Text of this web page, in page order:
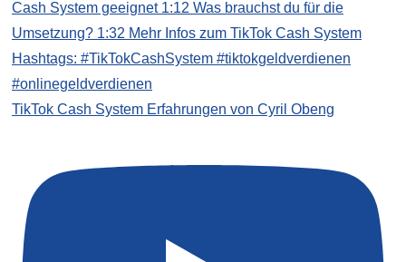
TikTok Cash System Erfahrungen von Cyril Obeng